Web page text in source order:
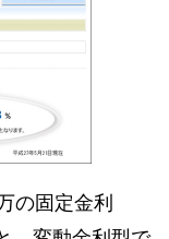
の固定金利